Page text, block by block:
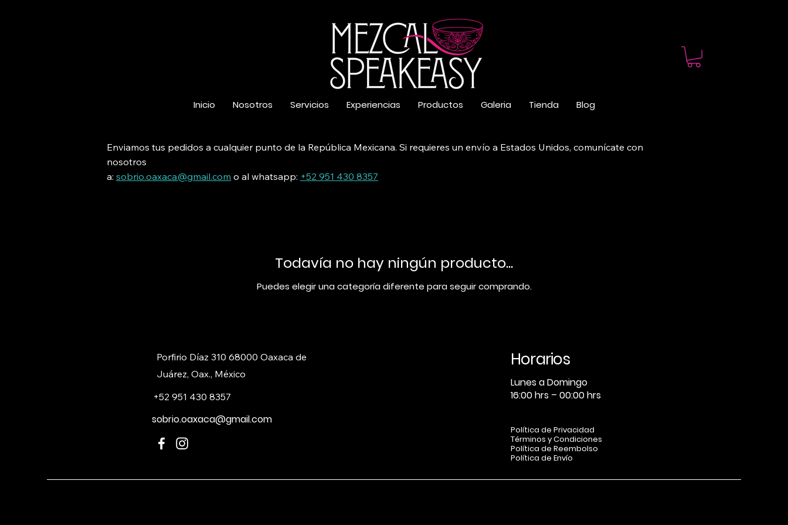
Inicio Nosotros Servicios Experiencias Productos Galeria Tienda Blog
Enviamos tus pedidos a cualquier punto de la República Mexicana. Si requieres un envío a Estados Unidos, comunícate con
nosotros
a: sobrio.oaxaca@gmail.com o al whatsapp: +52 951 430 8357
Todavía no hay ningún producto...
Puedes elegir una categoría diferente para seguir comprando.
Porfirio Díaz 310 68000 Oaxaca de
Juárez, Oax., México
+52 951 430 8357
Horarios
Lunes a Domingo
16:00 hrs – 00:00 hrs
sobrio.oaxaca@gmail.com
Política de Privacidad
Términos y Condiciones
Política de Reembolso
Política de Envío